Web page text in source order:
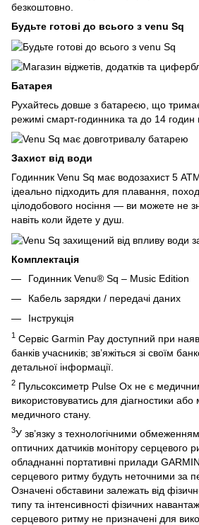
безкоштовно.
Будьте готові до всього з venu Sq
Батарея
Рухайтесь довше з батареєю, що
режимі смарт-годинника та до 14 годин
Захист від води
Годинник Venu Sq має водозахист 5
ідеально підходить для плавання,
цілодобового носіння — ви можете не
навіть коли йдете у душ.
Комплектація
Годинник Venu® Sq – Music Edition
Кабель зарядки / передачі даних
Інструкція
1 Сервіс Garmin Pay доступний при
банків учасників; зв’яжіться зі своїм
детальної інформації.
2 Пульсоксиметр Pulse Ox не є
використовуватись для діагностики або
медичного стану.
3У зв’язку з технологічними
оптичних датчиків монітору серцевого
обладнанні портативні прилади
серцевого ритму будуть неточними за
Означені обставини залежать від
типу та інтенсивності фізичних
серцевого ритму не призначені для